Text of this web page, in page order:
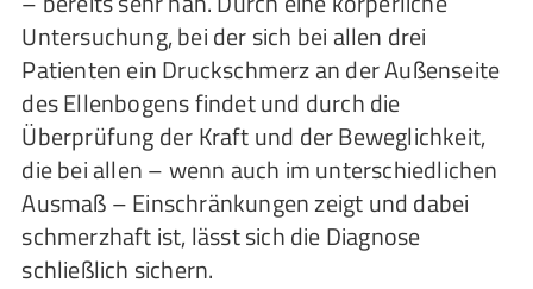
Untersuchung, bei der sich bei allen drei
Patienten ein Druckschmerz an der Außenseite
des Ellenbogens findet und durch die
Überprüfung der Kraft und der Beweglichkeit,
die bei allen – wenn auch im unterschiedlichen
Ausmaß – Einschränkungen zeigt und dabei
schmerzhaft ist, lässt sich die Diagnose
schließlich sichern.